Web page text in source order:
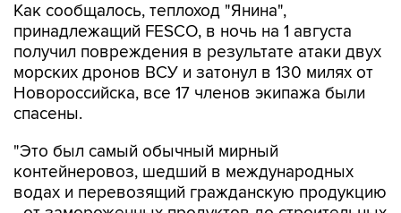
Как сообщалось, теплоход "Янина",
принадлежащий FESCO, в ночь на 1 августа
получил повреждения в результате атаки двух
морских дронов ВСУ и затонул в 130 милях от
Новороссийска, все 17 членов экипажа были
спасены.
"Это был самый обычный мирный
контейнеровоз, шедший в международных
водах и перевозящий гражданскую продукцию